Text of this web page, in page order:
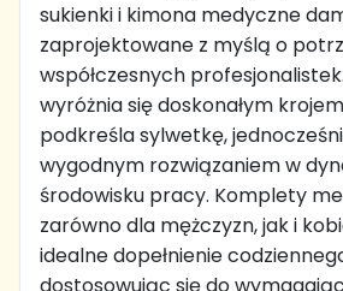
sukienki i kimona medyczne
zaprojektowane z myślą o
współczesnych
wyróżnia się doskonałym
podkreśla sylwetkę,
wygodnym rozwiązaniem w
środowisku pracy. Komplety
zarówno dla mężczyzn, jak i
idealne dopełnienie